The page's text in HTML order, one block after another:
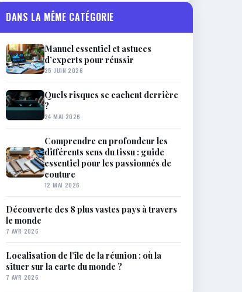
DANS LA MÊME CATÉGORIE
Manuel essentiel et astuces
d’experts pour réussir
25 JUIN 2026
Quels risques se cachent derrière
?
24 MAI 2026
Comprendre en profondeur les
différents sens du tissu : guide
essentiel pour les passionnés de
couture
12 MAI 2026
Découverte des 8 plus vastes pays à travers
le monde
7 AVR 2026
Localisation de l’île de la réunion : où la
situer sur la carte du monde ?
7 AVR 2026